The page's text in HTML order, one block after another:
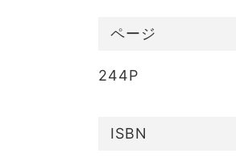
ページ
244P
ISBN